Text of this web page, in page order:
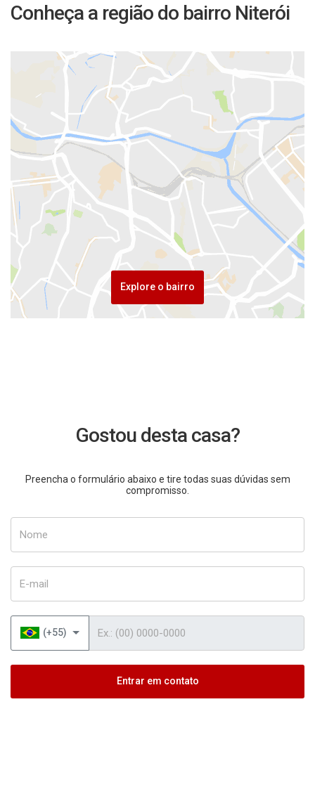
Conheça a região do bairro Niterói
Explore o bairro
Gostou desta casa?
Preencha o formulário abaixo e tire todas suas dúvidas sem
compromisso.
(+55)
Entrar em contato